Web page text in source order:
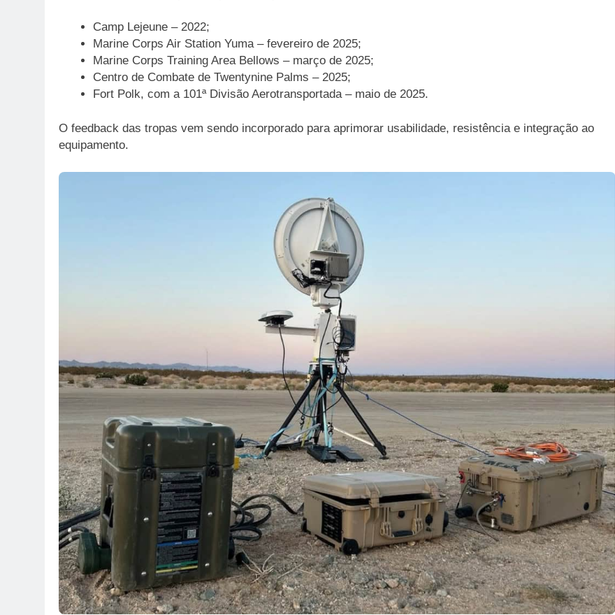
Camp Lejeune – 2022;
Marine Corps Air Station Yuma – fevereiro de 2025;
Marine Corps Training Area Bellows – março de 2025;
Centro de Combate de Twentynine Palms – 2025;
Fort Polk, com a 101ª Divisão Aerotransportada – maio de 2025.
O feedback das tropas vem sendo incorporado para aprimorar usabilidade, resistência e integração ao
equipamento.